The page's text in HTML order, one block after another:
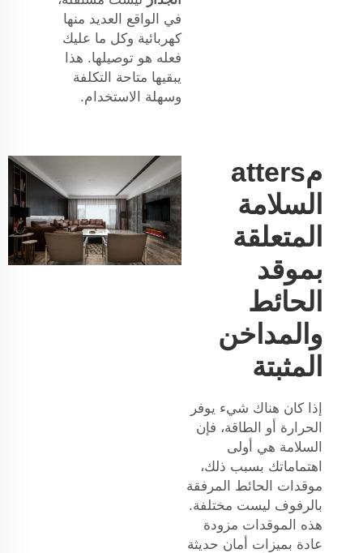
في الواقع العديد منها
كهربائية وكل ما عليك
فعله هو توصيلها. هذا
يبقيها متاحة التكلفة
وسهلة الاستخدام.
مatters
السلامة
المتعلقة
بموقد
الحائط
والمداخن
المثبتة
إذا كان هناك شيء يوفر
الحرارة أو الطاقة، فإن
السلامة هي أولى
اهتماماتك بسبب ذلك،
موقدات الحائط المرفقة
بالرفوف ليست مختلفة.
هذه الموقدات مزودة
عادة بميزات أمان حديثة